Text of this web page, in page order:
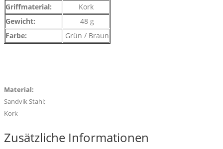
Griffmaterial:
Kork
Gewicht:
48 g
Farbe:
Grün / Braun
Material:
Sandvik Stahl;
Kork
Zusätzliche Informationen